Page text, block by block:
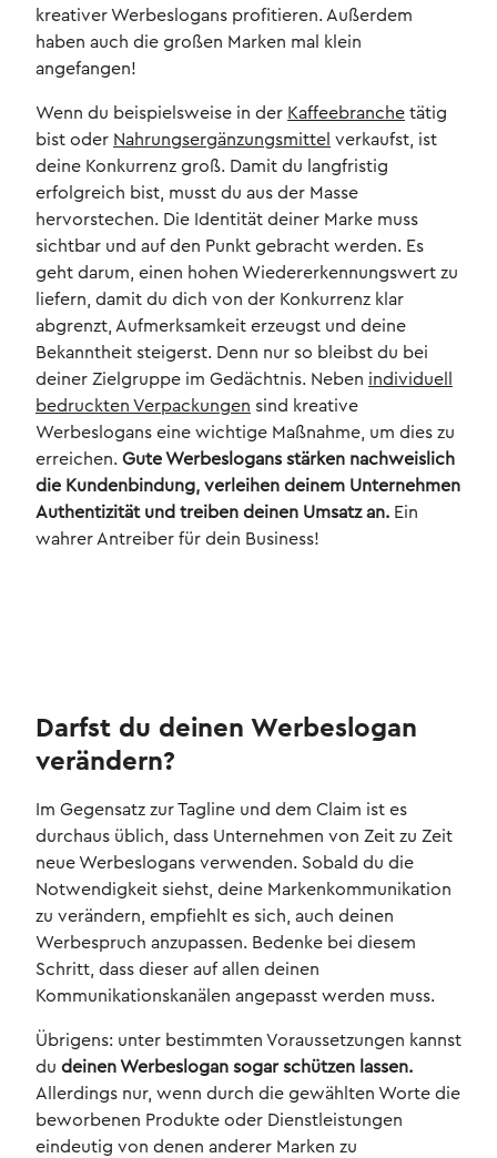
kreativer Werbeslogans profitieren. Außerdem
haben auch die großen Marken mal klein
angefangen!
Wenn du beispielsweise in der Kaffeebranche tätig
bist oder Nahrungsergänzungsmittel verkaufst, ist
deine Konkurrenz groß. Damit du langfristig
erfolgreich bist, musst du aus der Masse
hervorstechen. Die Identität deiner Marke muss
sichtbar und auf den Punkt gebracht werden. Es
geht darum, einen hohen Wiedererkennungswert zu
liefern, damit du dich von der Konkurrenz klar
abgrenzt, Aufmerksamkeit erzeugst und deine
Bekanntheit steigerst. Denn nur so bleibst du bei
deiner Zielgruppe im Gedächtnis. Neben individuell
bedruckten Verpackungen sind kreative
Werbeslogans eine wichtige Maßnahme, um dies zu
erreichen. Gute Werbeslogans stärken nachweislich
die Kundenbindung, verleihen deinem Unternehmen
Authentizität und treiben deinen Umsatz an. Ein
wahrer Antreiber für dein Business!
Darfst du deinen Werbeslogan
verändern?
Im Gegensatz zur Tagline und dem Claim ist es
durchaus üblich, dass Unternehmen von Zeit zu Zeit
neue Werbeslogans verwenden. Sobald du die
Notwendigkeit siehst, deine Markenkommunikation
zu verändern, empfiehlt es sich, auch deinen
Werbespruch anzupassen. Bedenke bei diesem
Schritt, dass dieser auf allen deinen
Kommunikationskanälen angepasst werden muss.
Übrigens: unter bestimmten Voraussetzungen kannst
du deinen Werbeslogan sogar schützen lassen.
Allerdings nur, wenn durch die gewählten Worte die
beworbenen Produkte oder Dienstleistungen
eindeutig von denen anderer Marken zu